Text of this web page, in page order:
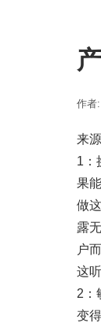
作者
来源
1：
果
做
露
户
这
2：
变